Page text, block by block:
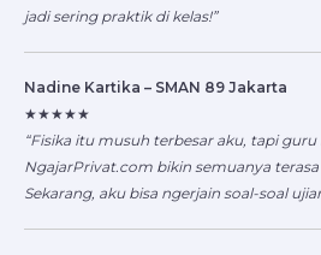
jadi sering praktik di kelas!”
Nadine Kartika – SMAN 89 Jakarta
★★★★★
“Fisika itu musuh terbesar aku, tapi guru
NgajarPrivat.com bikin semuanya
Sekarang, aku bisa ngerjain soal-soal